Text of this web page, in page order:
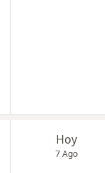
Hoy
7 Ago